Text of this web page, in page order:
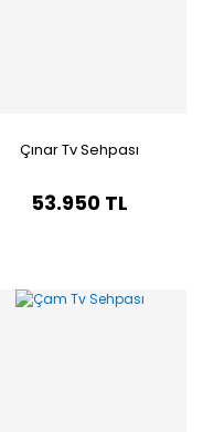
Çınar Tv Sehpası
53.950 TL